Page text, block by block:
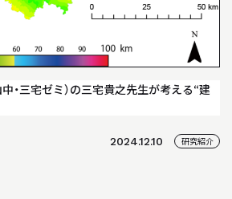
建（1996 - 2021）」
・三宅ゼミ）の三宅貴之先生が考える“建
2024.12.10 研究紹介